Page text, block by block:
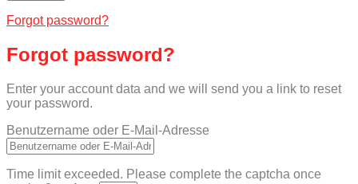
Forgot password?
Forgot password?
Enter your account data and we will send you a link to reset
your password.
Benutzername oder E-Mail-Adresse
Time limit exceeded. Please complete the captcha once